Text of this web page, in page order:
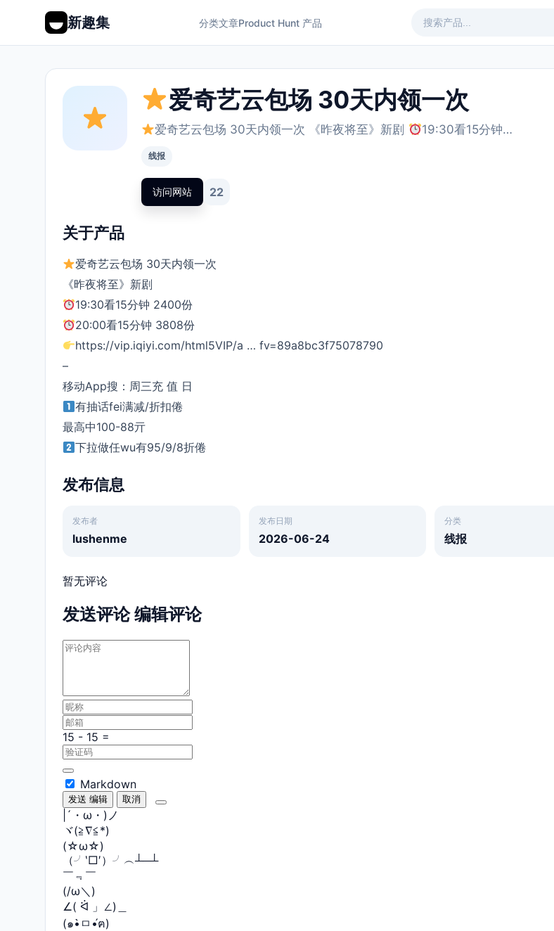
新趣集 分类文章Product Hunt 产品
爱奇艺云包场 30天内领一次
爱奇艺云包场 30天内领一次 《昨夜将至》新剧 19:30看15分钟…
线报
访问网站 22
关于产品
爱奇艺云包场 30天内领一次
《昨夜将至》新剧
19:30看15分钟 2400份
20:00看15分钟 3808份
https://vip.iqiyi.com/html5VIP/a … fv=89a8bc3f75078790
–
移动App搜：周三充 值 日
有抽话fei满减/折扣倦
最高中100-88亓
下拉做任wu有95/9/8折倦 ​
发布信息
发布者
lushenme
发布日期
2026-06-24
分类
线报
暂无评论
发送评论 编辑评论
Markdown
发送 编辑 取消
|´・ω・)ノ
ヾ(≧∇≦*)ゝ
(☆ω☆)
（╯‵□′）╯︵┴─┴
￣﹃￣
(/ω＼)
∠( ᐛ 」∠)＿
(๑•̀ㅁ•́ฅ)